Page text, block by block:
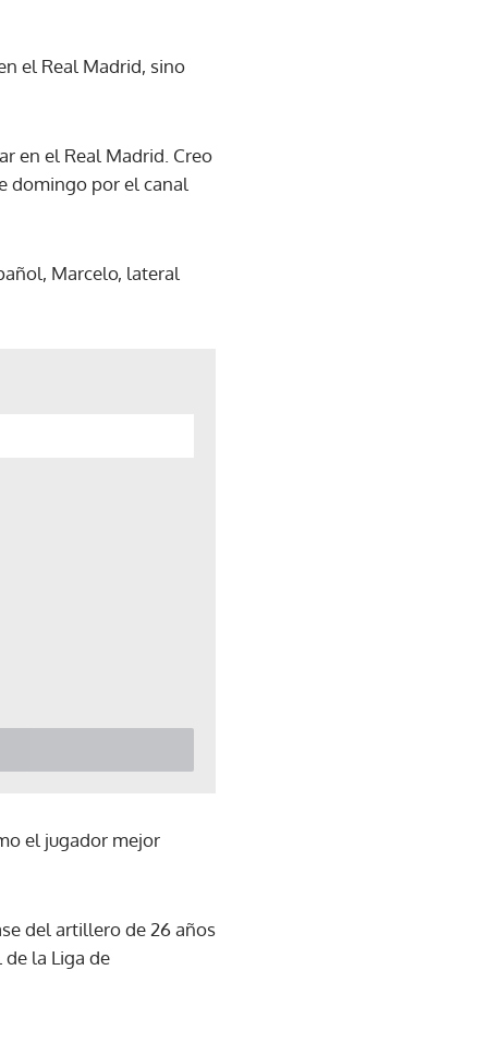
el Real Madrid, sino
en el Real Madrid. Creo
domingo por el canal
Marcelo, lateral
el jugador mejor
del artillero de 26 años
la Liga de